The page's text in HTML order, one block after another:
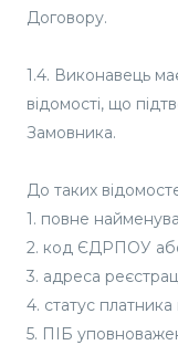
Договору.
1.4. Виконавець
відомості, що
Замовника.
До таких
1. повне
2. код ЄДРПОУ
3. адреса
4. статус платника
5. ПІБ